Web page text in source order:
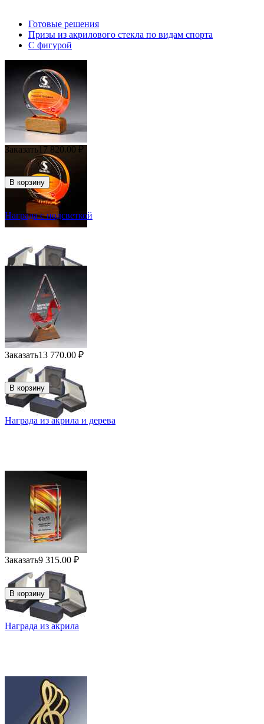
Готовые решения
Призы из акрилового стекла по видам спорта
С фигурой
Заказать17 820.00 ₽
В корзину
Награда с подсветкой
Заказать13 770.00 ₽
В корзину
Награда из акрила и дерева
Заказать9 315.00 ₽
В корзину
Награда из акрила